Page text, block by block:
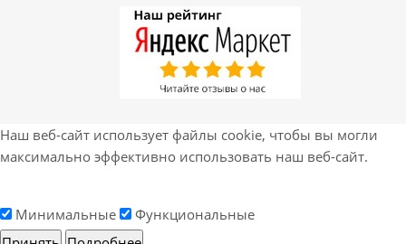
Наш веб-сайт использует файлы cookie, чтобы вы могли
максимально эффективно использовать наш веб-сайт.
Минимальные
Функциональные